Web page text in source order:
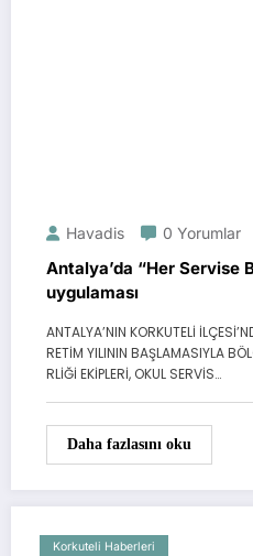
Havadis 0 Yorumlar
Antalya’da “Her Servise
uygulaması
ANTALYA’NIN KORKUTELİ
RETİM YILININ BAŞLAMASIYLA
RLİĞİ EKİPLERİ, OKUL SERVİS…
Daha fazlasını oku
Korkuteli Haberleri